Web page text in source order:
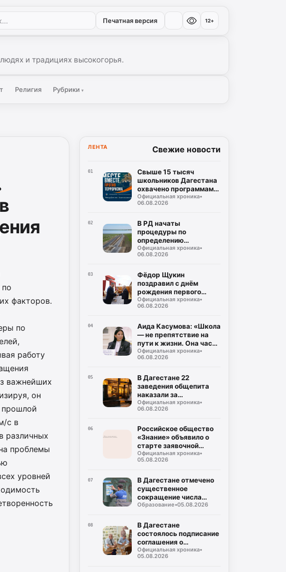
Печатная версия 12+
и традициях высокогорья.
Религия Рубрики▾
факторов.
по
работу
важнейших
он
прошлой
с в
различных
проблемы
уровней
ЛЕНТА Свежие новости
01
Свыше 15 тысяч
школьников Дагестана
охвачено программами
социальной
профилактики в 2026
Официальная хроника•
06.08.2026
02
В РД начаты
процедуры по
определению
подрядчика для
строительства
Махачкалы
Официальная хроника•
06.08.2026
03
Фёдор Щукин
поздравил с днём
рождения первого
президента РД Муху
Алиева
Официальная хроника•
06.08.2026
04
Аида Касумова: «Школа
— не препятствие на
пути к жизни. Она часть
подготовки к этой
жизни»
Официальная хроника•
06.08.2026
05
В Дагестане 22
заведения общепита
наказали за
использование мясо-
молочной продукции
Официальная хроника•
06.08.2026
06
Российское общество
«Знание» объявило о
старте заявочной
кампании на соискание
Просветительской
Премия-2026»
Официальная хроника•
05.08.2026
07
В Дагестане отмечено
существенное
сокращение числа
случаев некорректного
Образование•05.08.2026
08
В Дагестане
состоялось подписание
соглашения о
совместном контроле
за предстоящими
Официальная хроника•
05.08.2026